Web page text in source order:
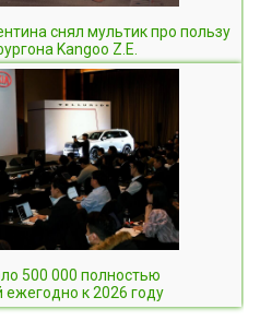
снял мультик про пользу
Kangoo Z.E.
500 000 полностью
ежегодно к 2026 году